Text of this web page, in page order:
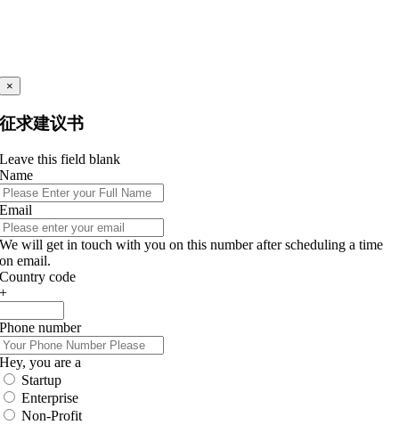
×
征求建议书
Leave this field blank
Name
Email
We will get in touch with you on this number after scheduling a time
on email.
Country code
+
Phone number
Hey, you are a
Startup
Enterprise
Non-Profit